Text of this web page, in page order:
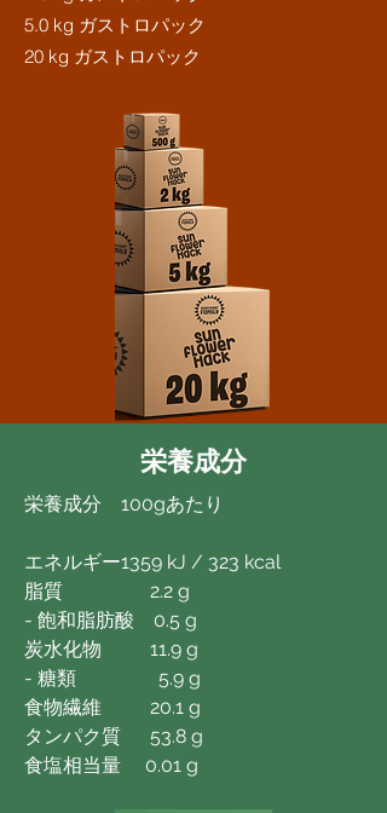
5.0 kg ガストロパック
20 kg ガストロパック
栄養成分
栄養成分 100gあたり
エネルギー1359 kJ / 323 kcal
脂質 2.2 g
- 飽和脂肪酸 0.5 g
炭水化物 11.9 g
- 糖類 5.9 g
食物繊維 20.1 g
タンパク質 53.8 g
食塩相当量 0.01 g